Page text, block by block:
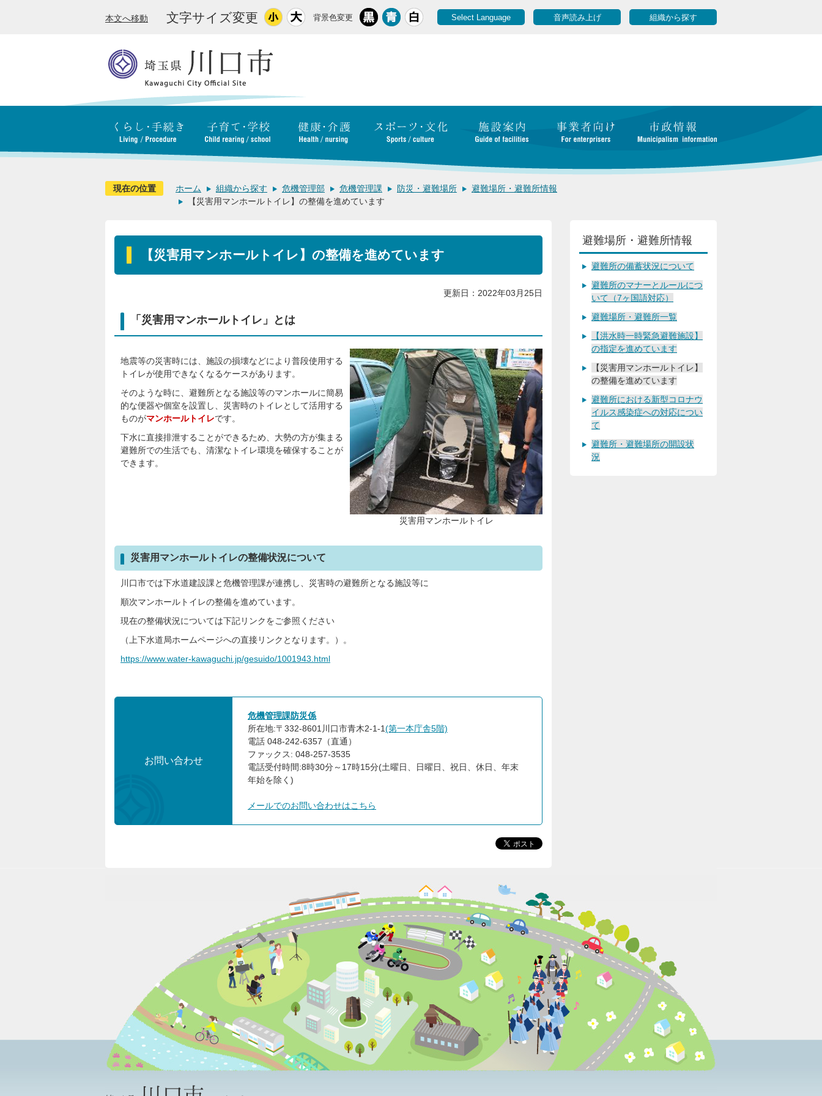
本文へ移動 文字サイズ変更 背景色変更 Select Language 音声読み上げ 組織から探す
現在の位置 ホーム 組織から探す 危機管理部 危機管理課 防災・避難場所
避難場所・避難所情報
【災害用マンホールトイレ】の整備を進めています
【災害用マンホールトイレ】の整備を進めています
更新日：2022年03月25日
「災害用マンホールトイレ」とは
災害用マンホールトイレ
地震等の災害時には、施設の損壊などにより普段使用する
トイレが使用できなくなるケースがあります。
そのような時に、避難所となる施設等のマンホールに簡易
的な便器や個室を設置し、災害時のトイレとして活用する
ものがマンホールトイレです。
下水に直接排泄することができるため、大勢の方が集まる
避難所での生活でも、清潔なトイレ環境を確保することが
できます。
災害用マンホールトイレの整備状況について
川口市では下水道建設課と危機管理課が連携し、災害時の避難所となる施設等に
順次マンホールトイレの整備を進めています。
現在の整備状況については下記リンクをご参照ください
（上下水道局ホームページへの直接リンクとなります。）。
https://www.water-kawaguchi.jp/gesuido/1001943.html
お問い合わせ
危機管理課防災係
所在地:〒332-8601川口市青木2-1-1(第一本庁舎5階)
電話 048-242-6357（直通）
ファックス: 048-257-3535
電話受付時間:8時30分～17時15分(土曜日、日曜日、祝日、休日、年末
年始を除く)
メールでのお問い合わせはこちら
避難場所・避難所情報
避難所の備蓄状況について
避難所のマナーとルールにつ
いて（7ヶ国語対応）
避難場所・避難所一覧
【洪水時一時緊急避難施設】
の指定を進めています
【災害用マンホールトイレ】
の整備を進めています
避難所における新型コロナウ
イルス感染症への対応につい
て
避難所・避難場所の開設状
況